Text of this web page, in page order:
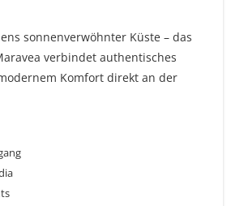
sonnenverwöhnter Küste – das
verbindet authentisches
Komfort direkt an der